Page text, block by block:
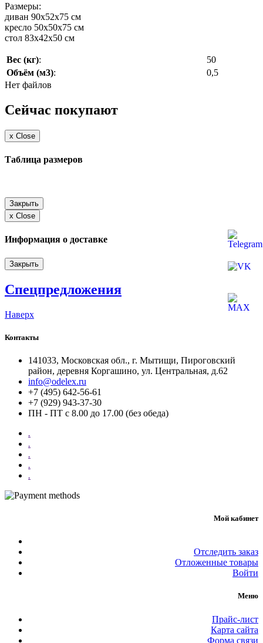
Размеры:
диван 90х52х75 см
кресло 50х50х75 см
стол 83х42х50 см
Вес (кг):
50
Объём (м3):
0,5
Нет файлов
Сейчас покупают
x Close
Таблица размеров
Закрыть
x Close
Информация о доставке
Закрыть
Спецпредложения
Наверх
Контакты
141033, Московская обл., г. Мытищи, Пироговский
район, деревня Коргашино, ул. Центральная, д.62
info@odelex.ru
+7 (495) 642-56-61
+7 (929) 943-37-30
ПН - ПТ с 8.00 до 17.00 (без обеда)
.
.
.
.
.
Мой кабинет
Отследить заказ
Отложенные товары
Войти
Меню
Прайс-лист
Карта сайта
Форма связи